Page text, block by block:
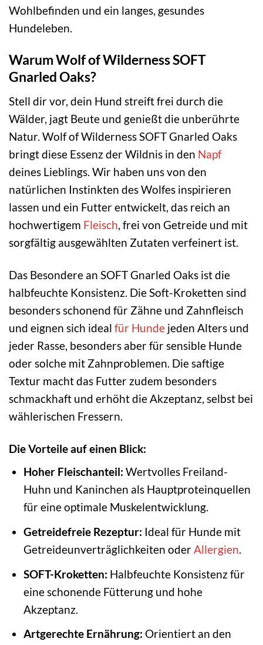
Wohlbefinden und ein langes, gesundes
Hundeleben.
Warum Wolf of Wilderness SOFT
Gnarled Oaks?
Stell dir vor, dein Hund streift frei durch die
Wälder, jagt Beute und genießt die unberührte
Natur. Wolf of Wilderness SOFT Gnarled Oaks
bringt diese Essenz der Wildnis in den Napf
deines Lieblings. Wir haben uns von den
natürlichen Instinkten des Wolfes inspirieren
lassen und ein Futter entwickelt, das reich an
hochwertigem Fleisch, frei von Getreide und mit
sorgfältig ausgewählten Zutaten verfeinert ist.
Das Besondere an SOFT Gnarled Oaks ist die
halbfeuchte Konsistenz. Die Soft-Kroketten sind
besonders schonend für Zähne und Zahnfleisch
und eignen sich ideal für Hunde jeden Alters und
jeder Rasse, besonders aber für sensible Hunde
oder solche mit Zahnproblemen. Die saftige
Textur macht das Futter zudem besonders
schmackhaft und erhöht die Akzeptanz, selbst bei
wählerischen Fressern.
Die Vorteile auf einen Blick:
Hoher Fleischanteil: Wertvolles Freiland-
Huhn und Kaninchen als Hauptproteinquellen
für eine optimale Muskelentwicklung.
Getreidefreie Rezeptur: Ideal für Hunde mit
Getreideunverträglichkeiten oderAllergien.
SOFT-Kroketten: Halbfeuchte Konsistenz für
eine schonende Fütterung und hohe
Akzeptanz.
Artgerechte Ernährung: Orientiert an den